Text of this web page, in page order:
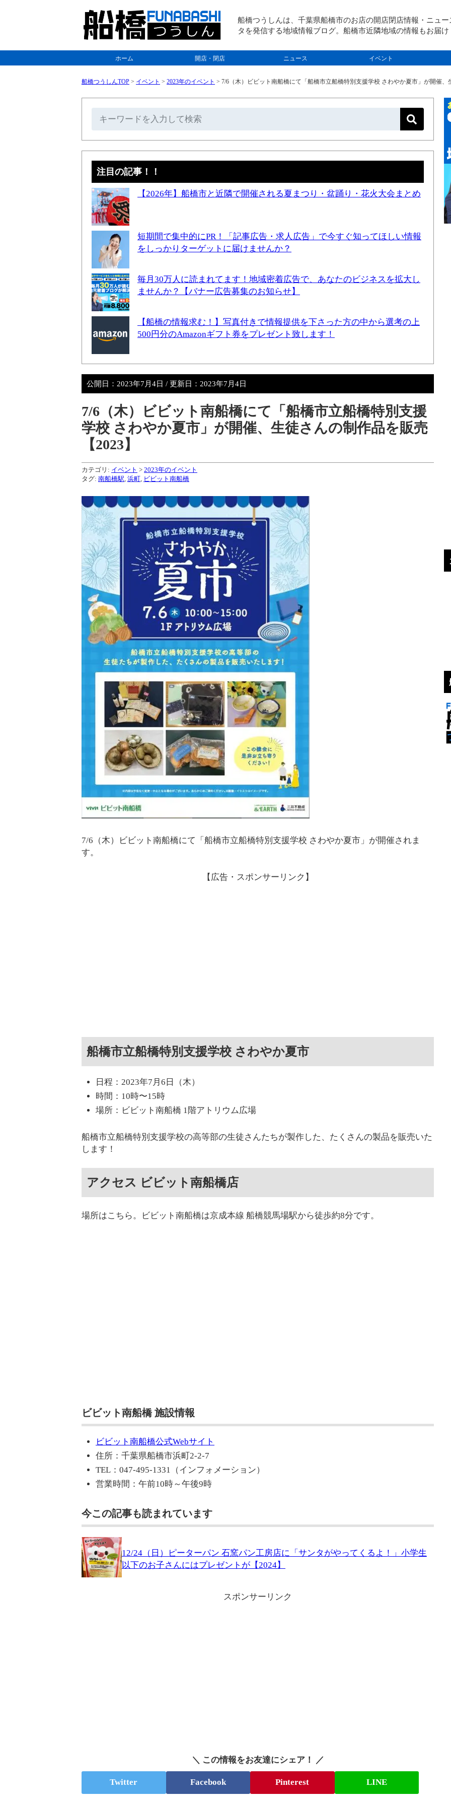
船橋つうしんは、千葉県船橋市のお店の開店閉店情報・ニュ
タを発信する地域情報ブログ。船橋市近隣地域の情報もお届け
ホーム 開店・閉店 ニュース イベント
船橋つうしんTOP > イベント > 2023年のイベント > 7/6（木）ビビット南船橋にて「船橋市立船橋特別支援学校 さわやか夏市」が開催、
注目の記事！！
【2026年】船橋市と近隣で開催される夏まつり・盆踊り・花火大会まとめ
短期間で集中的にPR！「記事広告・求人広告」で今すぐ知ってほしい情報
をしっかりターゲットに届けませんか？
毎月30万人に読まれてます！地域密着広告で、あなたのビジネスを拡大し
ませんか？【バナー広告募集のお知らせ】
【船橋の情報求む！】写真付きで情報提供を下さった方の中から選考の上
500円分のAmazonギフト券をプレゼント致します！
公開日： 2023年7月4日 / 更新日： 2023年7月4日
7/6（木）ビビット南船橋にて「船橋市立船橋特別支援
学校 さわやか夏市」が開催、生徒さんの制作品を販売
【2023】
カテゴリ: イベント > 2023年のイベント
タグ: 南船橋駅 浜町 ビビット南船橋
7/6（木）ビビット南船橋にて「船橋市立船橋特別支援学校 さわやか夏市」が開催されま
す。
【広告・スポンサーリンク】
船橋市立船橋特別支援学校 さわやか夏市
日程：2023年7月6日（木）
時間：10時〜15時
場所：ビビット南船橋 1階アトリウム広場
船橋市立船橋特別支援学校の高等部の生徒さんたちが製作した、たくさんの製品を販売いた
します！
アクセス ビビット南船橋店
場所はこちら。ビビット南船橋は京成本線 船橋競馬場駅から徒歩約8分です。
ビビット南船橋 施設情報
ビビット南船橋公式Webサイト
住所：千葉県船橋市浜町2-2-7
TEL：047-495-1331（インフォメーション）
営業時間：午前10時～午後9時
今この記事も読まれています
12/24（日）ピーターパン 石窯パン工房店に「サンタがやってくるよ！」小学生
以下のお子さんにはプレゼントが【2024】
スポンサーリンク
＼ この情報をお友達にシェア！ ／
Twitter Facebook Pinterest LINE